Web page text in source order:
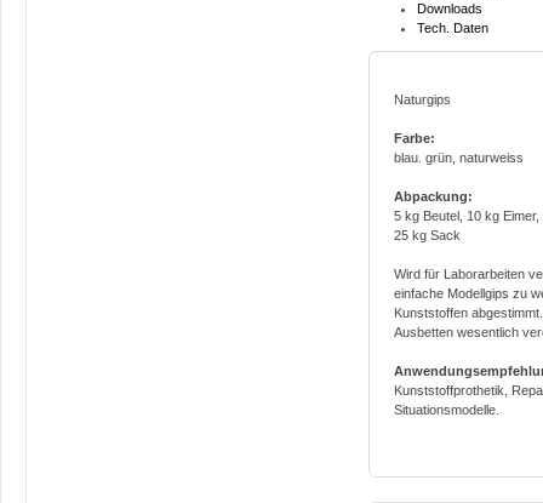
Downloads
Tech. Daten
Naturgips
Farbe:
blau. grün, naturweiss
Abpackung:
5 kg Beutel, 10 kg
25 kg Sack
Wird für Laborarbeiten
einfache Modellgips zu
Kunststoffen
Ausbetten wesentlich
Kunststoffprothetik,
Situationsmodelle.